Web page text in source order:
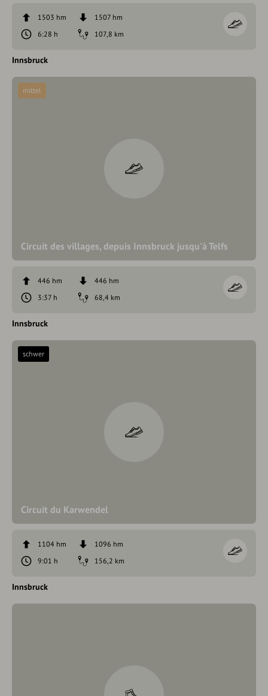
1503 hm
1507 hm
6:28 h
107,8 km
Innsbruck
Circuit des villages, depuis Innsbruck jusqu'à Telfs
mittel
446 hm
446 hm
3:37 h
68,4 km
Innsbruck
Circuit du Karwendel
schwer
1104 hm
1096 hm
9:01 h
156,2 km
Innsbruck